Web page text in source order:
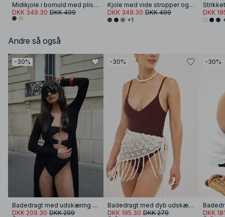
Midikjole i bomuld med plissering og korte ærmer
DKK 349.30 DKK 499
Kjole med vide stropper og flæser
DKK 349.30 DKK 499
+1
DKK
Andre så også
-30%
Badedragt med udskæring og metaldetalje
DKK 209.30 DKK 299
-30%
Badedragt med dyb udskæring og åben ryg
DKK 195.30 DKK 279
-30%
DKK